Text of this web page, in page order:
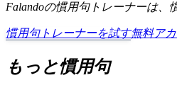
Falandoの慣用句トレーナーは、
慣用句トレーナーを試す無料ア
もっと慣用句